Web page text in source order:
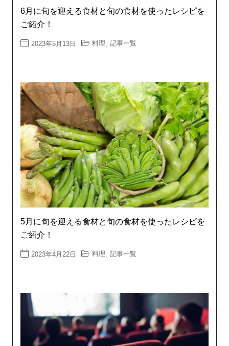
6月に旬を迎える食材と旬の食材を使ったレシピを
ご紹介！
2023年5月13日 料理, 記事一覧
5月に旬を迎える食材と旬の食材を使ったレシピを
ご紹介！
2023年4月22日 料理, 記事一覧